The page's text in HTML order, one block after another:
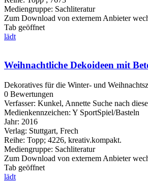
Mediengruppe: Sachliteratur
Zum Download von externem Anbieter
Tab geöffnet
lädt
Weihnachtliche Dekoideen mit
Dekoratives für die Winter- und
0 Bewertungen
Verfasser: Kunkel, Annette Suche nach
Medienkennzeichen: Y SportSpiel/Basteln
Jahr: 2016
Verlag: Stuttgart, Frech
Reihe: Topp; 4226, kreativ.kompakt.
Mediengruppe: Sachliteratur
Zum Download von externem Anbieter
Tab geöffnet
lädt